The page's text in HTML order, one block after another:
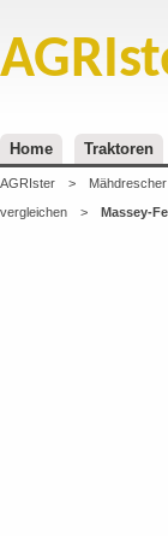
Home Traktoren
AGRIster > Mähdrescher
vergleichen
> Massey-